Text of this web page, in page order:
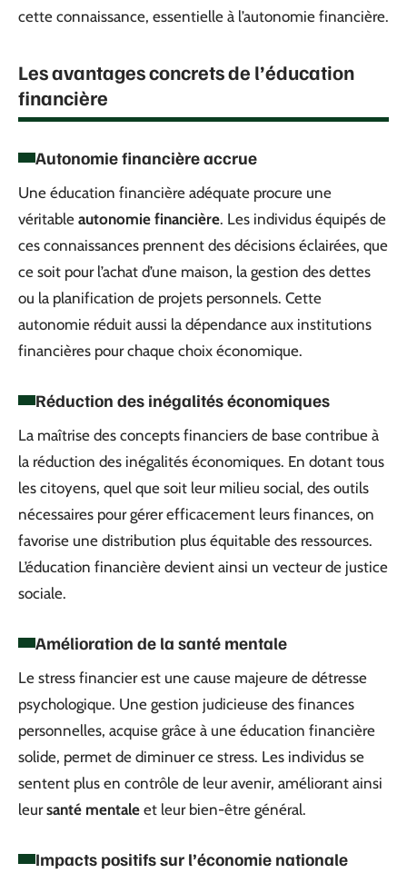
cette connaissance, essentielle à l’autonomie financière.
Les avantages concrets de l’éducation
financière
Autonomie financière accrue
Une éducation financière adéquate procure une
véritable autonomie financière. Les individus équipés de
ces connaissances prennent des décisions éclairées, que
ce soit pour l’achat d’une maison, la gestion des dettes
ou la planification de projets personnels. Cette
autonomie réduit aussi la dépendance aux institutions
financières pour chaque choix économique.
Réduction des inégalités économiques
La maîtrise des concepts financiers de base contribue à
la réduction des inégalités économiques. En dotant tous
les citoyens, quel que soit leur milieu social, des outils
nécessaires pour gérer efficacement leurs finances, on
favorise une distribution plus équitable des ressources.
L’éducation financière devient ainsi un vecteur de justice
sociale.
Amélioration de la santé mentale
Le stress financier est une cause majeure de détresse
psychologique. Une gestion judicieuse des finances
personnelles, acquise grâce à une éducation financière
solide, permet de diminuer ce stress. Les individus se
sentent plus en contrôle de leur avenir, améliorant ainsi
leursanté mentale et leur bien-être général.
Impacts positifs sur l’économie nationale